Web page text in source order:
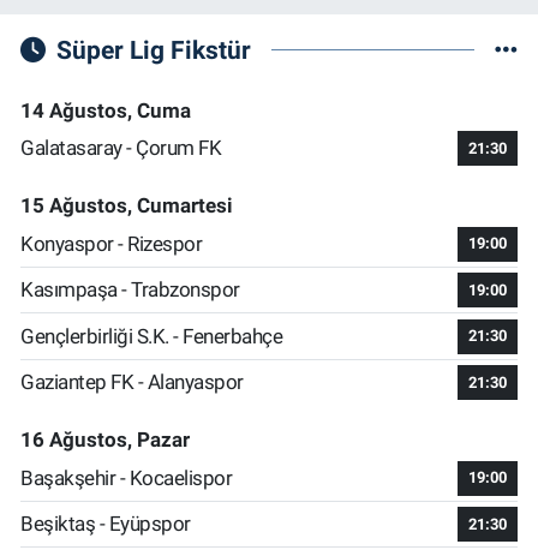
Süper Lig Fikstür
14 Ağustos, Cuma
Galatasaray - Çorum FK
21:30
15 Ağustos, Cumartesi
Konyaspor - Rizespor
19:00
Kasımpaşa - Trabzonspor 19:00
Gençlerbirliği S.K. - Fenerbahçe 21:30
Gaziantep FK - Alanyaspor 21:30
16 Ağustos, Pazar
Başakşehir - Kocaelispor
19:00
Beşiktaş - Eyüpspor 21:30